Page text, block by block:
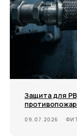
Защита для
09.07.2026